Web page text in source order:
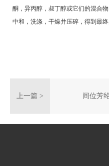
酮，异丙醇，叔丁醇或它们的混合
中和，洗涤，干燥并压碎，得到最
间位芳
上一篇 >